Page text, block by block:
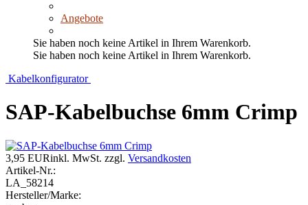
Angebote
Sie haben noch keine Artikel in Ihrem Warenkorb.
Sie haben noch keine Artikel in Ihrem Warenkorb.
Kabelkonfigurator
SAP-Kabelbuchse 6mm Crimp
3,95 EURinkl. MwSt. zzgl. Versandkosten
Artikel-Nr.:
LA_58214
Hersteller/Marke: